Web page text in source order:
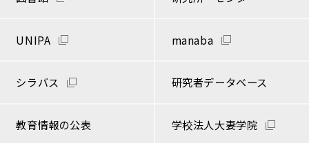
UNIPA manaba
シラバス 研究者データベース
教育情報の公表 学校法人大妻学院